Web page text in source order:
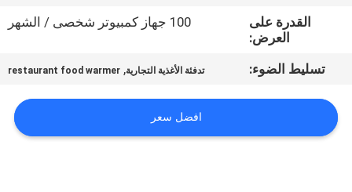
اتصل
أخبار
القدرة على
العرض:
100 جهاز كمبيوتر شخصى / الشهر
تسليط الضوء: تدفئة الأغذية التجارية,
restaurant food warmer
افضل سعر